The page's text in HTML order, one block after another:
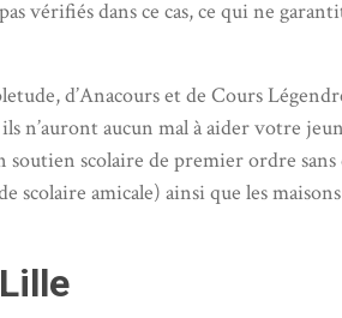
vérifiés dans ce cas, ce qui ne
d’Anacours et de Cours
n’auront aucun mal à aider votre
scolaire de premier ordre sans
scolaire amicale) ainsi que les